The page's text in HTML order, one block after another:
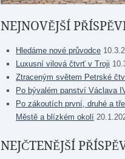
NEJNOVĚJŠÍ
Hledáme nové průvodce
Luxusní vilová čtvrť v Troji
Ztraceným světem Petrské
Po bývalém panství Václava
Po zákoutích první, druhé a
Městě a blízkém okolí
NEJČTENĚJŠÍ